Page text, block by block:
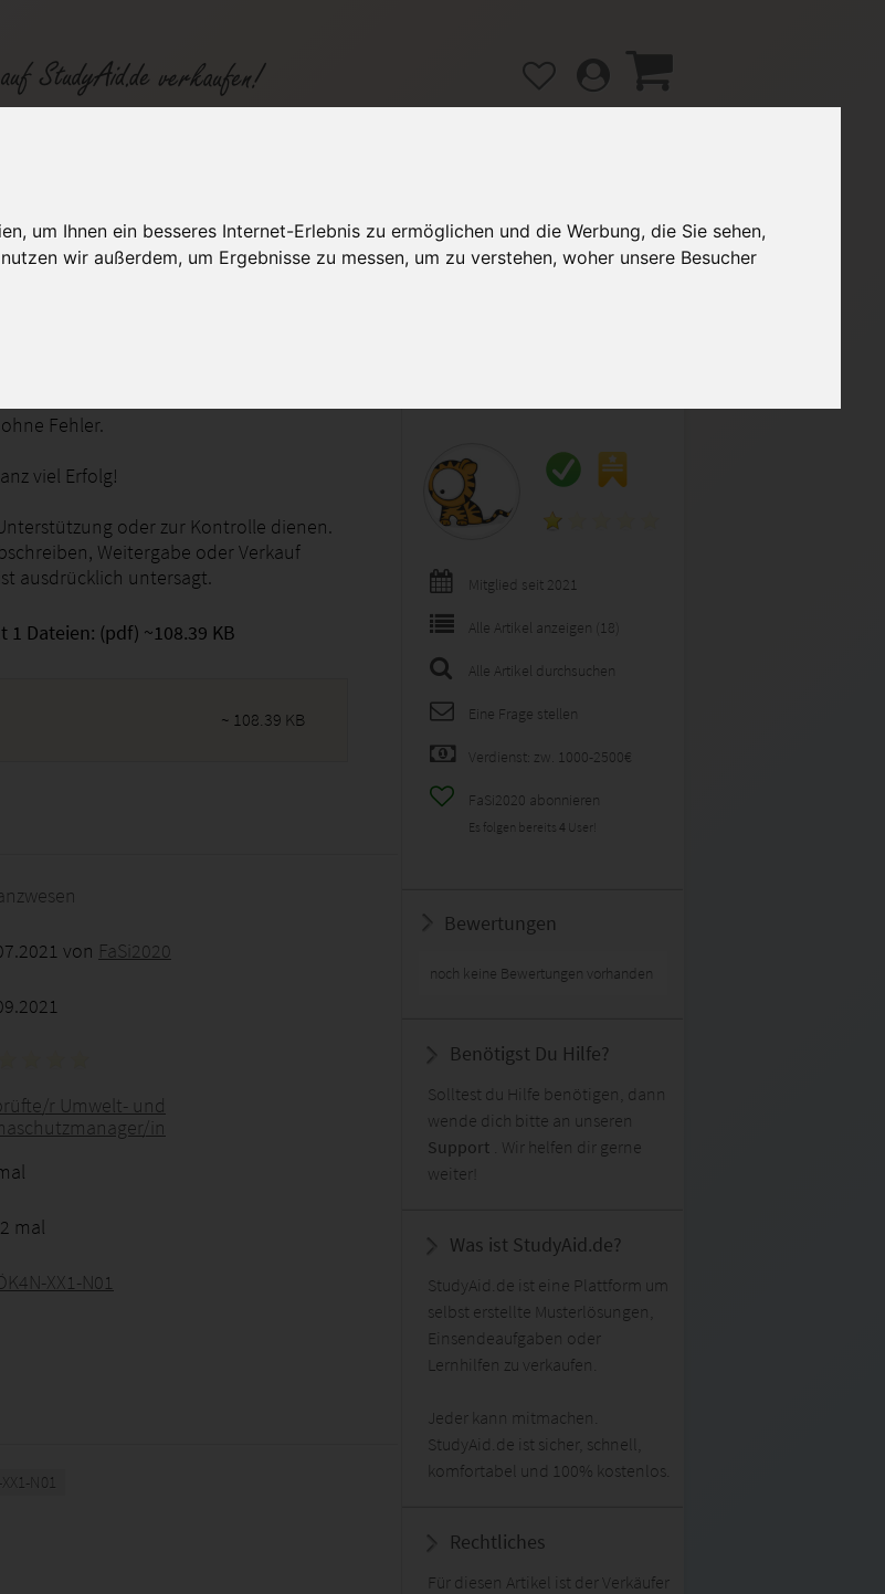
um Ihnen ein besseres Internet-Erlebnis zu ermöglichen und die Werbung, die Sie sehen,
wir außerdem, um Ergebnisse zu messen, um zu verstehen, woher unsere Besucher
Kategorien Studiengänge / Lehrgänge Hilfe / FAQ
Fehler.
viel Erfolg!
oder zur Kontrolle dienen.
Weitergabe oder Verkauf
ausdrücklich untersagt.
1 Dateien: (pdf) ~108.39 KB
~ 108.39 KB
von FaSi2020
r Umwelt- und
in
mal
XX1-N01
N01
Mitglied seit 2021
Alle Artikel anzeigen (18)
Alle Artikel durchsuchen
Eine Frage stellen
Verdienst: zw. 1000-2500€
FaSi2020 abonnieren
Es folgen bereits 4 User!
Bewertungen
noch keine Bewertungen vorhanden
Benötigst Du Hilfe?
Solltest du Hilfe benötigen, dann
wende dich bitte an unseren
Support . Wir helfen dir gerne
weiter!
Was ist StudyAid.de?
StudyAid.de ist eine Plattform um
selbst erstellte Musterlösungen,
Einsendeaufgaben oder
Lernhilfen zu verkaufen.
Jeder kann mitmachen.
StudyAid.de ist sicher, schnell,
komfortabel und 100% kostenlos.
Rechtliches
Für diesen Artikel ist der Verkäufer